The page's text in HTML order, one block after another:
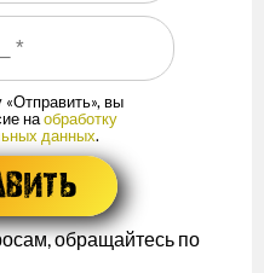
вы
наобработку
данных.
обращайтесь по